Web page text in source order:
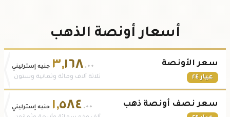
أسعار أونصة الذهب
سعر الأونصة
عيار ٢٤
٣,١٦٨ .٠٠ جنيه إسترليني
ثلاثة آلاف ومائة وثمانية وستون
سعر نصف أونصة ذهب ١,٥٨٤ .٠٠ جنيه إسترليني